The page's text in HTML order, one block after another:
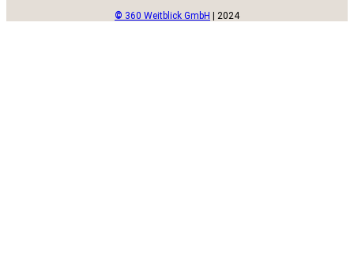
© 360 Weitblick GmbH | 2024